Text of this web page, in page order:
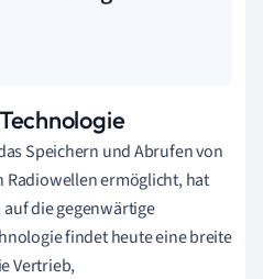
Speichern und Abrufen von
Radiowellen ermöglicht, hat
die gegenwärtige
findet heute eine breite
Vertrieb,